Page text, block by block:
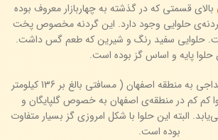
بالای قسمتی که در گذشته به چهاربازار معروف بوده
حلوایی وجود دارد. این گردنه مخصوص پخت
حلوایی سفید رنگ و شیرین که طعم گس داشت.
حلوا پایه و اساس گز بوده است.
به خاطر نزدیکی شهر بلداجی به منطقه اصفهان ( مسافتی بالغ بر 136 کیلومتر
این حلوا کم کم در منطقه‌ی اصفهان به خصوص گلپایگان و
البته این حلوا با شکل امروزی گز بسیار متفاوت
بوده است.